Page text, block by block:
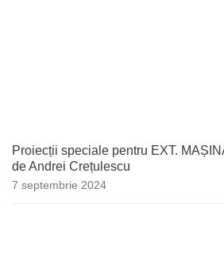
Proiecții speciale pentru EXT.
de Andrei Crețulescu
7 septembrie 2024